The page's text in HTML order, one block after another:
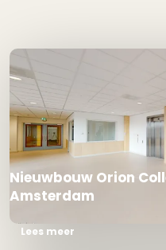
Nieuwbouw Orion
Amsterdam
Lees meer